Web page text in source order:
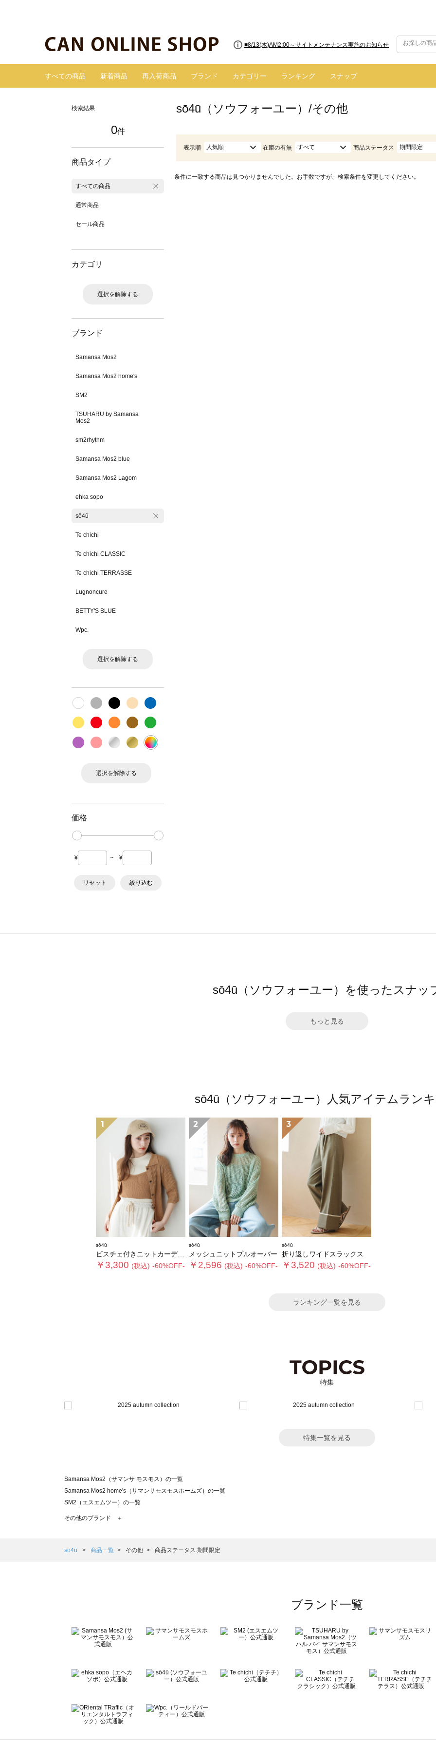
■8/13(木)AM2:00～サイトメンテナンス実施のお知らせ
すべての商品 新着商品 再入荷商品 ブランド カテゴリー ランキング スナップ
検索結果
0件
商品タイプ
すべての商品
通常商品
セール商品
カテゴリ
選択を解除する
ブランド
Samansa Mos2
Samansa Mos2 home's
SM2
TSUHARU by Samansa
Mos2
sm2rhythm
Samansa Mos2 blue
Samansa Mos2 Lagom
ehka sopo
sō4ū
Te chichi
Te chichi CLASSIC
Te chichi TERRASSE
Lugnoncure
BETTY'S BLUE
Wpc.
選択を解除する
選択を解除する
価格
¥ ~ ¥
リセット 絞り込む
sō4ū（ソウフォーユー）/その他
表示順 人気順 在庫の有無 すべて 商品ステータス 期間限定
条件に一致する商品は見つかりませんでした。お手数ですが、検索条件を変更してください。
sō4ū（ソウフォーユー）を使ったスナッ
もっと見る
sō4ū（ソウフォーユー）人気アイテムラン
1
sō4ū
ビスチェ付きニットカーディガン
￥3,300 (税込) -60%OFF-
2
sō4ū
メッシュニットプルオーバー
￥2,596 (税込) -60%OFF-
3
sō4ū
折り返しワイドスラックス
￥3,520 (税込) -60%OFF-
ランキング一覧を見る
特集
特集一覧を見る
Samansa Mos2（サマンサ モスモス）の一覧
Samansa Mos2 home's（サマンサモスモスホームズ）の一覧
SM2（エスエムツー）の一覧
TSUHARU by Samansa Mos2（ツハルバイサマンサモスモス）の一覧
Samansa Mos2 Lagom（サマンサモスモス ラーゴム）の一覧
BETTY'S BLUE（べティーズブルー）の一覧
Wpc.（ワールドパーティー）の一覧
その他のブランド ＋
sō4ū 商品一覧 その他 商品ステータス:期間限定
ブランド一覧